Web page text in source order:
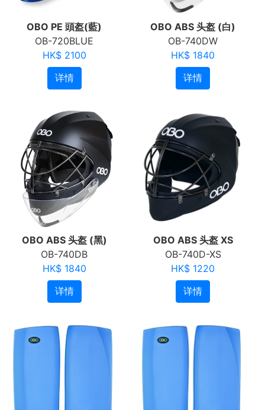
OBO PE 頭盔(藍)
OB-720BLUE
HK$ 2100
详情
OBO ABS 头盔 (白)
OB-740DW
HK$ 1840
详情
OBO ABS 头盔 (黑)
OB-740DB
HK$ 1840
详情
OBO ABS 头盔 XS
OB-740D-XS
HK$ 1220
详情